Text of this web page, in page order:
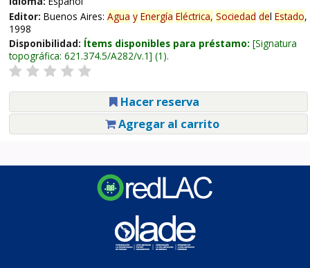
Editor: Buenos Aires: Agua y Energía Eléctrica, Sociedad del Estado,
1998
Disponibilidad: Ítems disponibles para préstamo: Signatura
topográfica: 621.374.5/A282/v.1 (1).
Hacer reserva
Agregar al carrito